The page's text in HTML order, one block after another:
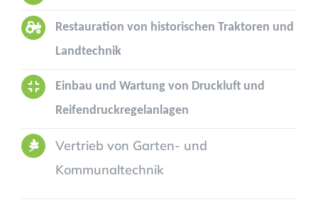
Restauration von historischen Traktoren und
Landtechnik
Einbau und Wartung von Druckluft und
Reifendruckregelanlagen
Vertrieb von Garten- und
Kommunaltechnik